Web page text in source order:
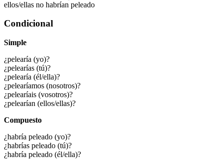
ellos/ellas no habrían peleado
Condicional
Simple
¿pelearía (yo)?
¿pelearías (tú)?
¿pelearía (él/ella)?
¿pelearíamos (nosotros)?
¿pelearíais (vosotros)?
¿pelearían (ellos/ellas)?
Compuesto
¿habría peleado (yo)?
¿habrías peleado (tú)?
¿habría peleado (él/ella)?